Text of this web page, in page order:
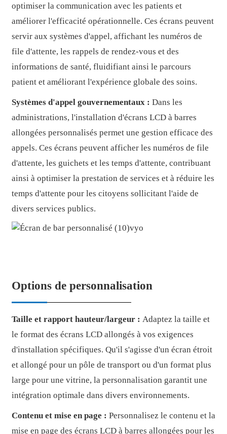
optimiser la communication avec les patients et
améliorer l'efficacité opérationnelle. Ces écrans peuvent
servir aux systèmes d'appel, affichant les numéros de
file d'attente, les rappels de rendez-vous et des
informations de santé, fluidifiant ainsi le parcours
patient et améliorant l'expérience globale des soins.
Systèmes d'appel gouvernementaux : Dans les
administrations, l'installation d'écrans LCD à barres
allongées personnalisés permet une gestion efficace des
appels. Ces écrans peuvent afficher les numéros de file
d'attente, les guichets et les temps d'attente, contribuant
ainsi à optimiser la prestation de services et à réduire les
temps d'attente pour les citoyens sollicitant l'aide de
divers services publics.
Options de personnalisation
Taille et rapport hauteur/largeur : Adaptez la taille et
le format des écrans LCD allongés à vos exigences
d'installation spécifiques. Qu'il s'agisse d'un écran étroit
et allongé pour un pôle de transport ou d'un format plus
large pour une vitrine, la personnalisation garantit une
intégration optimale dans divers environnements.
Contenu et mise en page : Personnalisez le contenu et la
mise en page des écrans LCD à barres allongées pour les